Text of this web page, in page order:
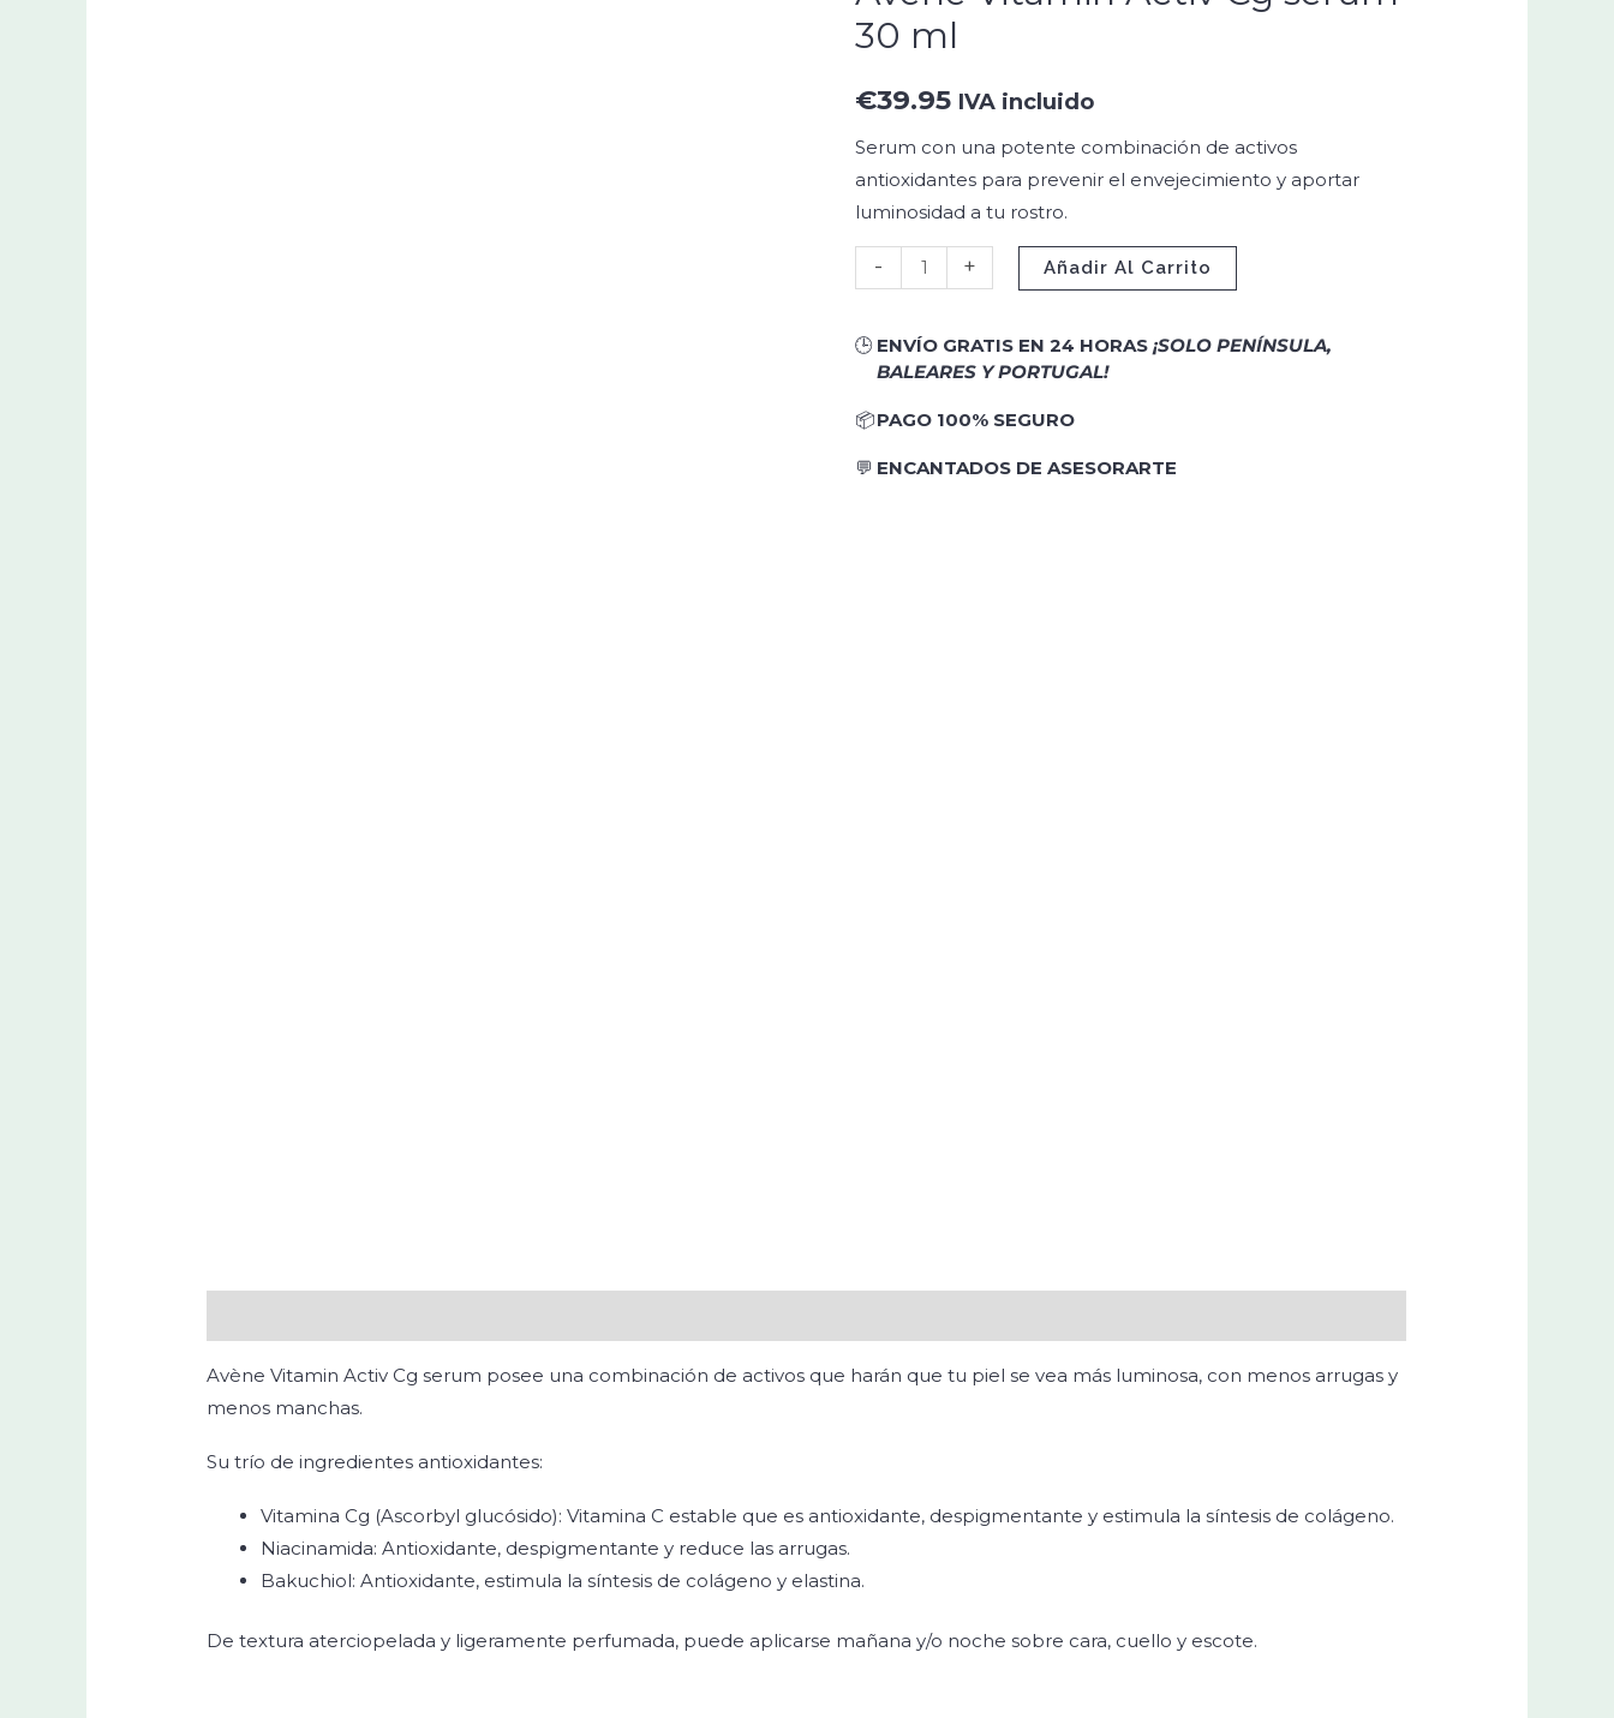
30 ml
€39.95 IVA incluido
Serum con una potente combinación de activos
antioxidantes para prevenir el envejecimiento y aportar
luminosidad a tu rostro.
-
30
cantidad
+ Añadir Al Carrito
🕒 ENVÍO GRATIS EN 24 HORAS ¡SOLO PENÍNSULA,
BALEARES Y PORTUGAL!
📦PAGO 100% SEGURO
💬 ENCANTADOS DE ASESORARTE
Avène Vitamin Activ Cg serum posee una combinación de activos que harán que tu piel se vea más luminosa, con menos arrugas y
menos manchas.
Su trío de ingredientes antioxidantes:
Vitamina Cg (Ascorbyl glucósido): Vitamina C estable que es antioxidante, despigmentante y estimula la síntesis de colágeno.
Niacinamida: Antioxidante, despigmentante y reduce las arrugas.
Bakuchiol: Antioxidante, estimula la síntesis de colágeno y elastina.
De textura aterciopelada y ligeramente perfumada, puede aplicarse mañana y/o noche sobre cara, cuello y escote.